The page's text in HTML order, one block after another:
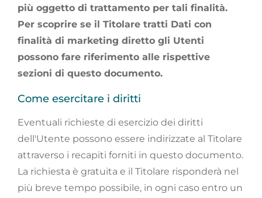
più oggetto di trattamento per tali finalità.
Per scoprire se il Titolare tratti Dati con
finalità di marketing diretto gli Utenti
possono fare riferimento alle rispettive
sezioni di questo documento.
Come esercitare i diritti
Eventuali richieste di esercizio dei diritti
dell'Utente possono essere indirizzate al Titolare
attraverso i recapiti forniti in questo documento.
La richiesta è gratuita e il Titolare risponderà nel
più breve tempo possibile, in ogni caso entro un